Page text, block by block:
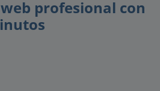
profesional con